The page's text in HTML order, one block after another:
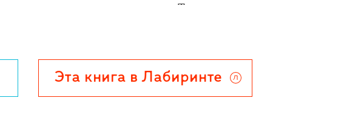
художник Татьяна
работа автора и художника: в 2015 году
школьного возраста, а также лошадей,
мастей и характеров.
Эта книга в Лабиринте